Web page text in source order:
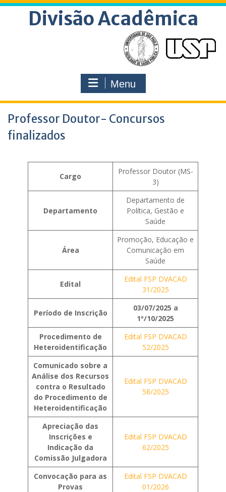
Divisão Acadêmica
Menu
Professor Doutor- Concursos
finalizados
Cargo
Professor Doutor (MS-
3)
Departamento
Departamento de
Política, Gestão e
Saúde
Área
Promoção, Educação e
Comunicação em
Saúde
Edital
Edital FSP DVACAD
31/2025
Período de Inscrição
03/07/2025 a
1º/10/2025
Procedimento de
Heteroidentificação
Edital FSP DVACAD
52/2025
Comunicado sobre a
Análise dos Recursos
contra o Resultado
do Procedimento de
Heteroidentificação
Edital FSP DVACAD
58/2025
Apreciação das
Inscrições e
Indicação da
Comissão Julgadora
Edital FSP DVACAD
62/2025
Convocação para as
Provas
Edital FSP DVACAD
01/2026